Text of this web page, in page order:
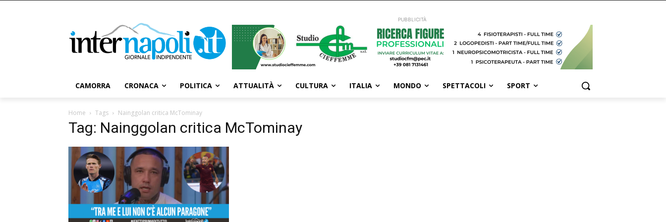
PUBBLICITÀ
CAMORRA CRONACA POLITICA ATTUALITÀ CULTURA ITALIA MONDO SPETTACOLI SPORT
Home Tags Nainggolan critica McTominay
Tag: Nainggolan critica McTominay